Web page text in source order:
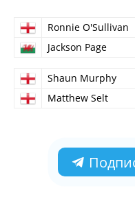
Ronnie O'Sullivan
Jackson Page
Shaun Murphy
Matthew Selt